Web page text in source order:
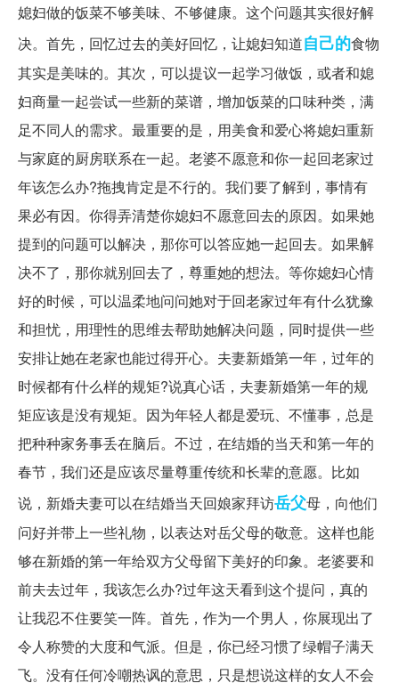
媳妇做的饭菜不够美味、不够健康。这个问题其实很好解
决。首先，回忆过去的美好回忆，让媳妇知道自己的食物
其实是美味的。其次，可以提议一起学习做饭，或者和媳
妇商量一起尝试一些新的菜谱，增加饭菜的口味种类，满
足不同人的需求。最重要的是，用美食和爱心将媳妇重新
与家庭的厨房联系在一起。老婆不愿意和你一起回老家过
年该怎么办?拖拽肯定是不行的。我们要了解到，事情有
果必有因。你得弄清楚你媳妇不愿意回去的原因。如果她
提到的问题可以解决，那你可以答应她一起回去。如果解
决不了，那你就别回去了，尊重她的想法。等你媳妇心情
好的时候，可以温柔地问问她对于回老家过年有什么犹豫
和担忧，用理性的思维去帮助她解决问题，同时提供一些
安排让她在老家也能过得开心。夫妻新婚第一年，过年的
时候都有什么样的规矩?说真心话，夫妻新婚第一年的规
矩应该是没有规矩。因为年轻人都是爱玩、不懂事，总是
把种种家务事丢在脑后。不过，在结婚的当天和第一年的
春节，我们还是应该尽量尊重传统和长辈的意愿。比如
说，新婚夫妻可以在结婚当天回娘家拜访岳父母，向他们
问好并带上一些礼物，以表达对岳父母的敬意。这样也能
够在新婚的第一年给双方父母留下美好的印象。老婆要和
前夫去过年，我该怎么办?过年这天看到这个提问，真的
让我忍不住要笑一阵。首先，作为一个男人，你展现出了
令人称赞的大度和气派。但是，你已经习惯了绿帽子满天
飞。没有任何冷嘲热讽的意思，只是想说这样的女人不会